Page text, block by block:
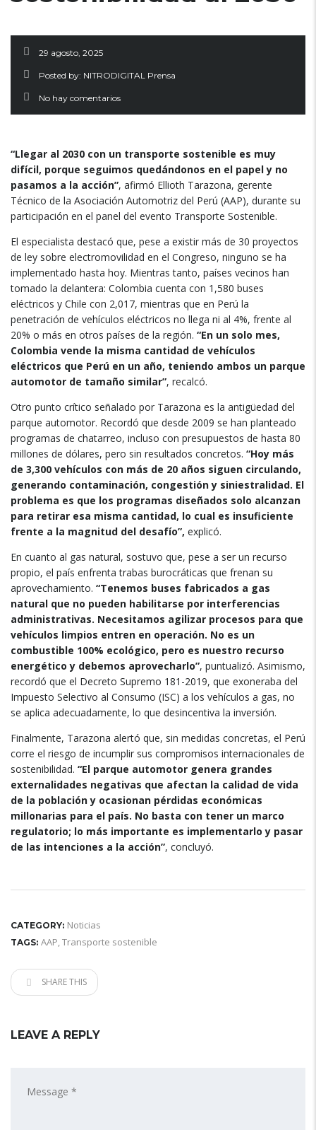
29 agosto, 2025
Posted by: NITRODIGITAL Prensa
No hay comentarios
“Llegar al 2030 con un transporte sostenible es muy
difícil, porque seguimos quedándonos en el papel y no
pasamos a la acción”, afirmó Ellioth Tarazona, gerente
Técnico de la Asociación Automotriz del Perú (AAP), durante su
participación en el panel del evento Transporte Sostenible.
El especialista destacó que, pese a existir más de 30 proyectos
de ley sobre electromovilidad en el Congreso, ninguno se ha
implementado hasta hoy. Mientras tanto, países vecinos han
tomado la delantera: Colombia cuenta con 1,580 buses
eléctricos y Chile con 2,017, mientras que en Perú la
penetración de vehículos eléctricos no llega ni al 4%, frente al
20% o más en otros países de la región. “En un solo mes,
Colombia vende la misma cantidad de vehículos
eléctricos que Perú en un año, teniendo ambos un parque
automotor de tamaño similar”, recalcó.
Otro punto crítico señalado por Tarazona es la antigüedad del
parque automotor. Recordó que desde 2009 se han planteado
programas de chatarreo, incluso con presupuestos de hasta 80
millones de dólares, pero sin resultados concretos. “Hoy más
de 3,300 vehículos con más de 20 años siguen circulando,
generando contaminación, congestión y siniestralidad. El
problema es que los programas diseñados solo alcanzan
para retirar esa misma cantidad, lo cual es insuficiente
frente a la magnitud del desafío”, explicó.
En cuanto al gas natural, sostuvo que, pese a ser un recurso
propio, el país enfrenta trabas burocráticas que frenan su
aprovechamiento. “Tenemos buses fabricados a gas
natural que no pueden habilitarse por interferencias
administrativas. Necesitamos agilizar procesos para que
vehículos limpios entren en operación. No es un
combustible 100% ecológico, pero es nuestro recurso
energético y debemos aprovecharlo”, puntualizó. Asimismo,
recordó que el Decreto Supremo 181-2019, que exoneraba del
Impuesto Selectivo al Consumo (ISC) a los vehículos a gas, no
se aplica adecuadamente, lo que desincentiva la inversión.
Finalmente, Tarazona alertó que, sin medidas concretas, el Perú
corre el riesgo de incumplir sus compromisos internacionales de
sostenibilidad. “El parque automotor genera grandes
externalidades negativas que afectan la calidad de vida
de la población y ocasionan pérdidas económicas
millonarias para el país. No basta con tener un marco
regulatorio; lo más importante es implementarlo y pasar
de las intenciones a la acción”, concluyó.
CATEGORY: Noticias
TAGS: AAP,Transporte sostenible
SHARE THIS
LEAVE A REPLY